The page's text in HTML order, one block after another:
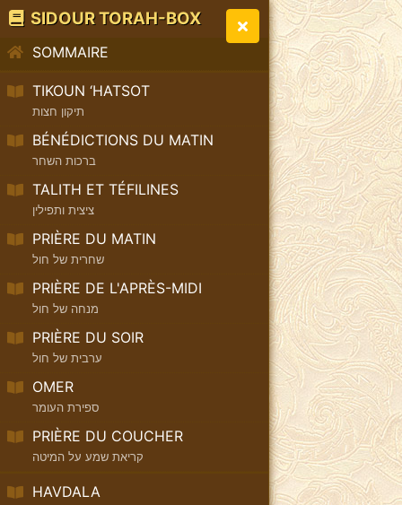
SIDOUR TORAH-BOX
SOMMAIRE
TIKOUN ‘HATSOT
תיקון חצות
BÉNÉDICTIONS DU MATIN
ברכות השחר
TALITH ET TÉFILINES
ציצית ותפילין
PRIÈRE DU MATIN
שחרית של חול
PRIÈRE DE L'APRÈS-MIDI
מנחה של חול
PRIÈRE DU SOIR
ערבית של חול
OMER
ספירת העומר
PRIÈRE DU COUCHER
קריאת שמע על המיטה
HAVDALA